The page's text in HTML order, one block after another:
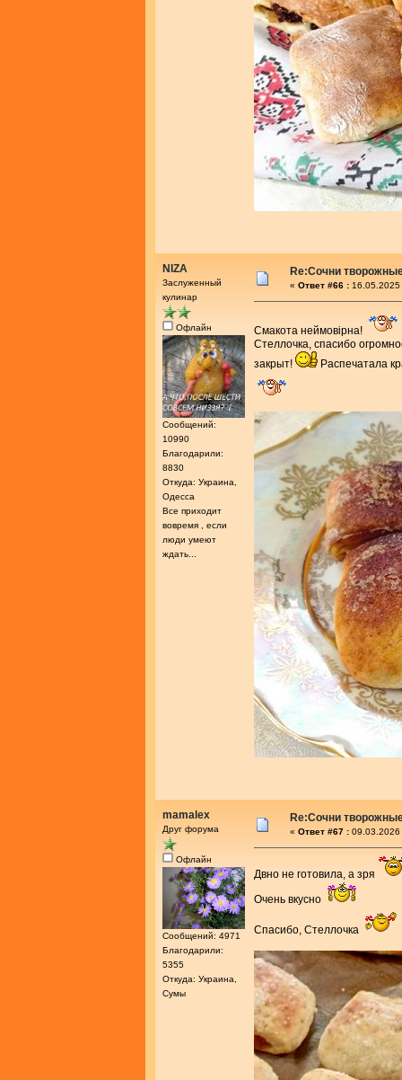
NIZA
Заслуженный
кулинар
Офлайн
Сообщений:
10990
Благодарили:
8830
Откуда: Украина,
Одесса
Все приходит
вовремя , если
люди умеют
ждать...
Re:Сочни
« Ответ #66 :
Смакота неймовірна!
Стеллочка, спасибо
закрыт!
Распечатала
mamalex
Друг форума
Офлайн
Сообщений: 4971
Благодарили:
5355
Откуда: Украина,
Сумы
Re:Сочни
« Ответ #67 :
Двно не готовила, а зря
Очень вкусно
Спасибо, Стеллочка